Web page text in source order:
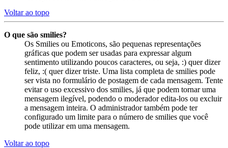
Voltar ao topo
O que são smilies?
Os Smilies ou Emoticons, são pequenas representações
gráficas que podem ser usadas para expressar algum
sentimento utilizando poucos caracteres, ou seja, :) quer dizer
feliz, :( quer dizer triste. Uma lista completa de smilies pode
ser vista no formulário de postagem de cada mensagem. Tente
evitar o uso excessivo dos smilies, já que podem tornar uma
mensagem ilegível, podendo o moderador edita-los ou excluir
a mensagem inteira. O administrador também pode ter
configurado um limite para o número de smilies que você
pode utilizar em uma mensagem.
Voltar ao topo